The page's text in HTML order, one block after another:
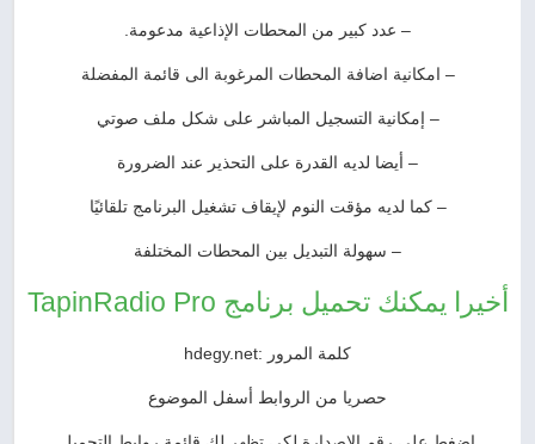
– عدد كبير من المحطات الإذاعية مدعومة.
– امكانية اضافة المحطات المرغوبة الى قائمة المفضلة
– إمكانية التسجيل المباشر على شكل ملف صوتي
– أيضا لديه القدرة على التحذير عند الضرورة
– كما لديه مؤقت النوم لإيقاف تشغيل البرنامج تلقائيًا
– سهولة التبديل بين المحطات المختلفة
أخيرا يمكنك تحميل برنامج TapinRadio Pro
كلمة المرور :hdegy.net
حصريا من الروابط أسفل الموضوع